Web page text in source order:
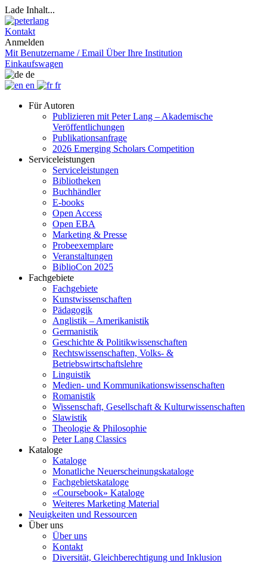
Lade Inhalt...
Kontakt
Anmelden
Mit Benutzername / Email Über Ihre Institution
Einkaufswagen
de
en
fr
Für Autoren
Publizieren mit Peter Lang – Akademische
Veröffentlichungen
Publikationsanfrage
2026 Emerging Scholars Competition
Serviceleistungen
Serviceleistungen
Bibliotheken
Buchhändler
E-books
Open Access
Open EBA
Marketing & Presse
Probeexemplare
Veranstaltungen
BiblioCon 2025
Fachgebiete
Fachgebiete
Kunstwissenschaften
Pädagogik
Anglistik – Amerikanistik
Germanistik
Geschichte & Politikwissenschaften
Rechtswissenschaften, Volks- &
Betriebswirtschaftslehre
Linguistik
Medien- und Kommunikationswissenschaften
Romanistik
Wissenschaft, Gesellschaft & Kulturwissenschaften
Slawistik
Theologie & Philosophie
Peter Lang Classics
Kataloge
Kataloge
Monatliche Neuerscheinungskataloge
Fachgebietskataloge
«Coursebook» Kataloge
Weiteres Marketing Material
Neuigkeiten und Ressourcen
Über uns
Über uns
Kontakt
Diversität, Gleichberechtigung und Inklusion